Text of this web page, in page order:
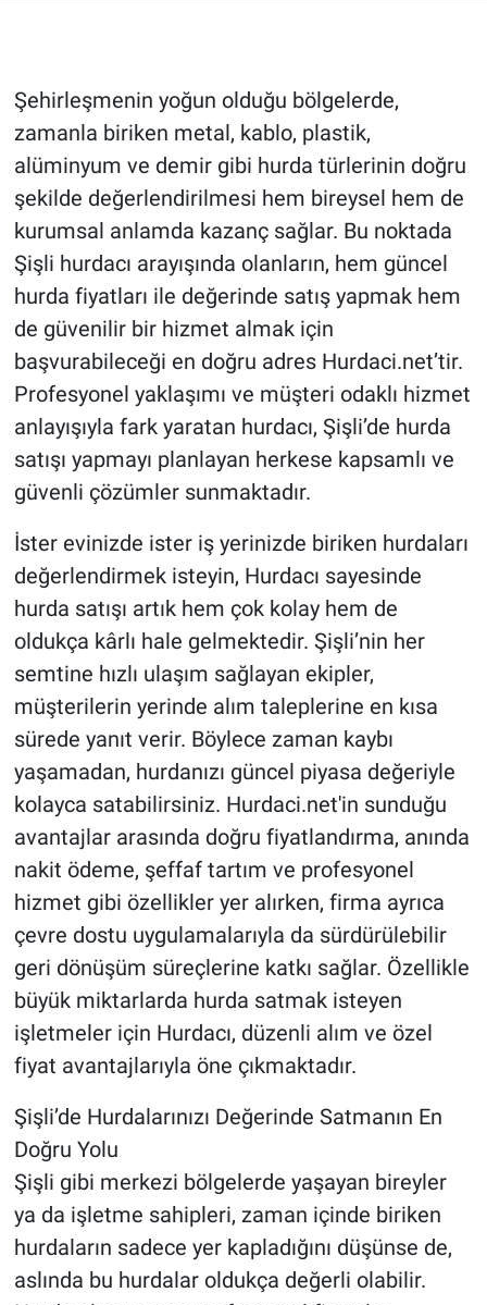
Şehirleşmenin yoğun olduğu bölgelerde,
zamanla biriken metal, kablo, plastik,
alüminyum ve demir gibi hurda türlerinin doğru
şekilde değerlendirilmesi hem bireysel hem de
kurumsal anlamda kazanç sağlar. Bu noktada
Şişli hurdacı arayışında olanların, hem güncel
hurda fiyatları ile değerinde satış yapmak hem
de güvenilir bir hizmet almak için
başvurabileceği en doğru adres Hurdaci.net’tir.
Profesyonel yaklaşımı ve müşteri odaklı hizmet
anlayışıyla fark yaratan hurdacı, Şişli’de hurda
satışı yapmayı planlayan herkese kapsamlı ve
güvenli çözümler sunmaktadır.
İster evinizde ister iş yerinizde biriken hurdaları
değerlendirmek isteyin, Hurdacı sayesinde
hurda satışı artık hem çok kolay hem de
oldukça kârlı hale gelmektedir. Şişli’nin her
semtine hızlı ulaşım sağlayan ekipler,
müşterilerin yerinde alım taleplerine en kısa
sürede yanıt verir. Böylece zaman kaybı
yaşamadan, hurdanızı güncel piyasa değeriyle
kolayca satabilirsiniz. Hurdaci.net'in sunduğu
avantajlar arasında doğru fiyatlandırma, anında
nakit ödeme, şeffaf tartım ve profesyonel
hizmet gibi özellikler yer alırken, firma ayrıca
çevre dostu uygulamalarıyla da sürdürülebilir
geri dönüşüm süreçlerine katkı sağlar. Özellikle
büyük miktarlarda hurda satmak isteyen
işletmeler için Hurdacı, düzenli alım ve özel
fiyat avantajlarıyla öne çıkmaktadır.
Şişli’de Hurdalarınızı Değerinde Satmanın En
Doğru Yolu
Şişli gibi merkezi bölgelerde yaşayan bireyler
ya da işletme sahipleri, zaman içinde biriken
hurdaların sadece yer kapladığını düşünse de,
aslında bu hurdalar oldukça değerli olabilir.
POLİTİKA
SPOR
MAGAZİN
Bilim, Teknoloji